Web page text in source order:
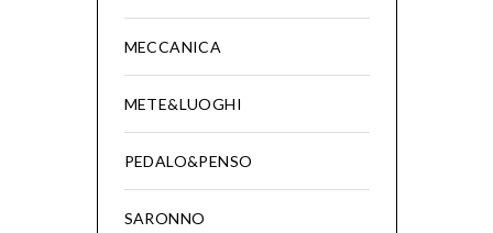
MECCANICA
METE&LUOGHI
PEDALO&PENSO
SARONNO